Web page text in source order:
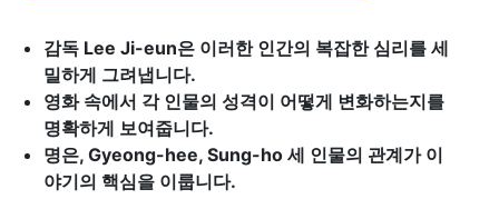
감독 Lee Ji-eun은 이러한 인간의 복잡한 심리를 세
밀하게 그려냅니다.
영화 속에서 각 인물의 성격이 어떻게 변화하는지를
명확하게 보여줍니다.
명은, Gyeong-hee, Sung-ho 세 인물의 관계가 이
야기의 핵심을 이룹니다.